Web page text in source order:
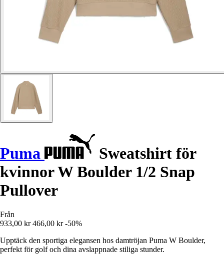
Puma
Sweatshirt för
kvinnor W Boulder 1/2 Snap
Pullover
Från
933,00 kr 466,00 kr -50%
Upptäck den sportiga elegansen hos damtröjan Puma W Boulder,
perfekt för golf och dina avslappnade stiliga stunder.